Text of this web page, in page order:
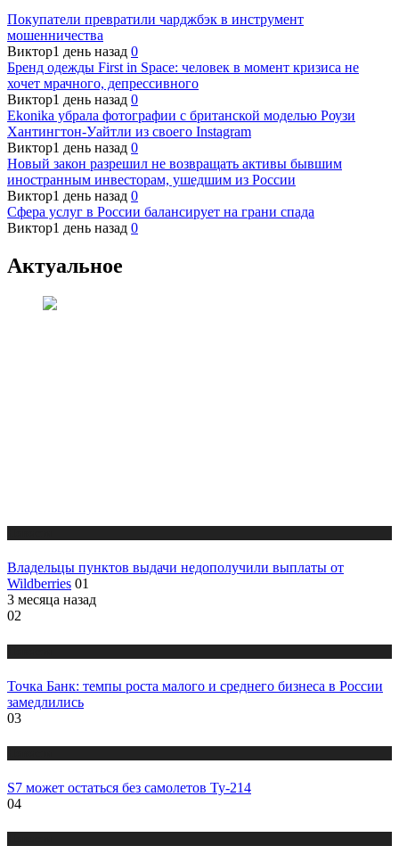
Покупатели превратили чарджбэк в инструмент
мошенничества
Виктор1 день назад 0
Бренд одежды First in Space: человек в момент кризиса не
хочет мрачного, депрессивного
Виктор1 день назад 0
Ekonika убрала фотографии с британской моделью Роузи
Хантингтон-Уайтли из своего Instagram
Виктор1 день назад 0
Новый закон разрешил не возвращать активы бывшим
иностранным инвесторам, ушедшим из России
Виктор1 день назад 0
Сфера услуг в России балансирует на грани спада
Виктор1 день назад 0
Актуальное
Владельцы пунктов выдачи недополучили выплаты от
Wildberries 01
3 месяца назад
02
Точка Банк: темпы роста малого и среднего бизнеса в России
замедлились
03
S7 может остаться без самолетов Ту-214
04